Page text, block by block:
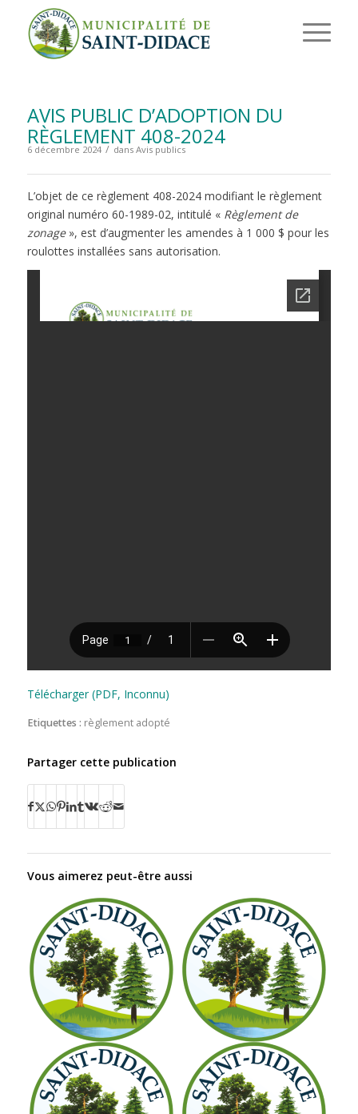
AVIS PUBLIC D’ADOPTION DU
RÈGLEMENT 408-2024
6 décembre 2024 / dans Avis publics
L’objet de ce règlement 408-2024 modifiant le règlement
original numéro 60-1989-02, intitulé « Règlement de
zonage», est d’augmenter les amendes à 1 000 $ pour les
roulottes installées sans autorisation.
Télécharger (PDF, Inconnu)
Etiquettes : règlement adopté
Partager cette publication
Vous aimerez peut-être aussi